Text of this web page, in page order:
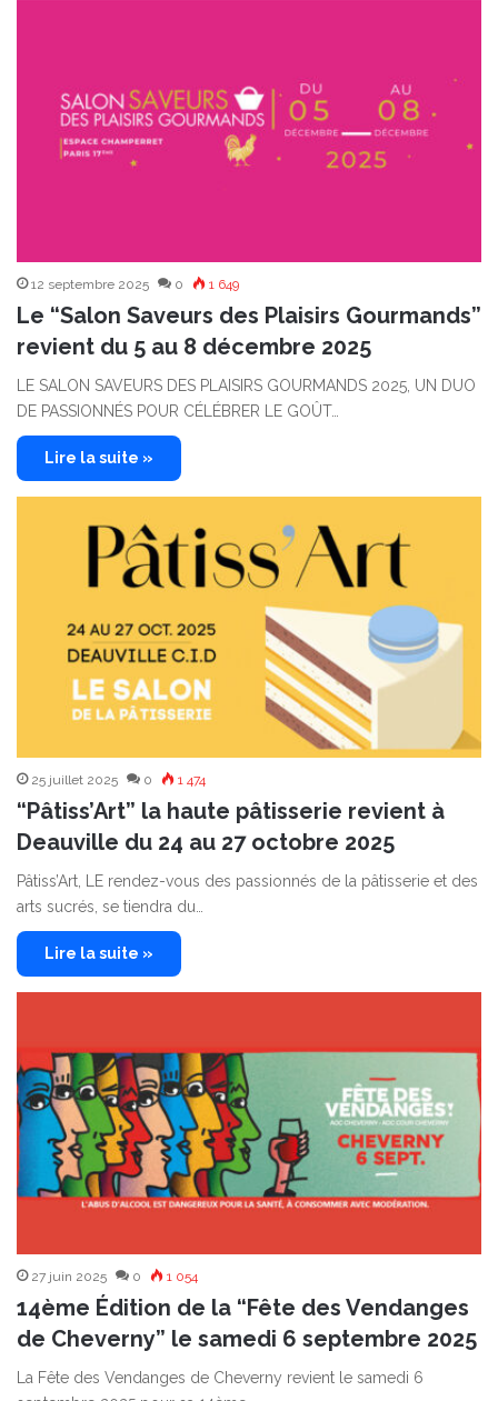
12 septembre 2025 0 1 649
Le “Salon Saveurs des Plaisirs Gourmands”
revient du 5 au 8 décembre 2025
LE SALON SAVEURS DES PLAISIRS GOURMANDS 2025, UN DUO
DE PASSIONNÉS POUR CÉLÉBRER LE GOÛT…
Lire la suite »
25 juillet 2025 0 1 474
“Pâtiss’Art” la haute pâtisserie revient à
Deauville du 24 au 27 octobre 2025
Pâtiss’Art, LE rendez-vous des passionnés de la pâtisserie et des
arts sucrés, se tiendra du…
Lire la suite »
27 juin 2025 0 1 054
14ème Édition de la “Fête des Vendanges
de Cheverny” le samedi 6 septembre 2025
La Fête des Vendanges de Cheverny revient le samedi 6